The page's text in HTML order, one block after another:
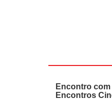
Encontro com
Encontros